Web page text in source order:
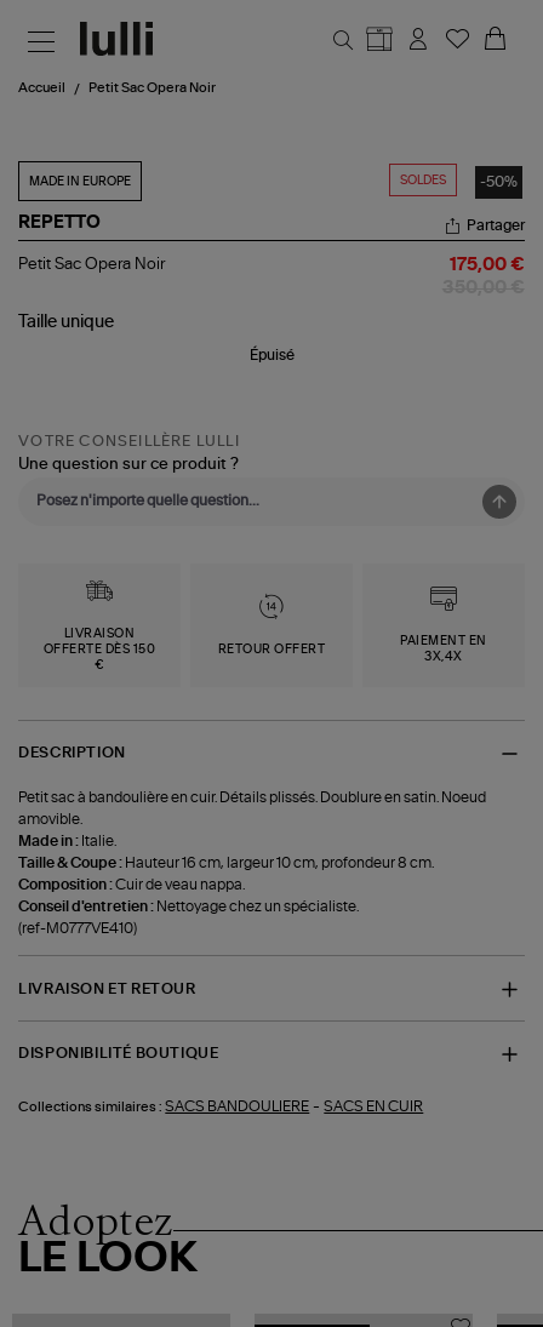
Accueil Petit Sac Opera Noir
SOLDES -50%
MADE IN EUROPE
REPETTO
Petit
Noir
Partager
Petit Sac Opera Noir 175,00 €
Taille unique
Épuisé
VOTRE CONSEILLÈRE LULLI
Une question sur ce produit ?
LIVRAISON
OFFERTE DÈS 150
€
RETOUR OFFERT
PAIEMENT EN
3X,4X
DESCRIPTION
Petit sac à bandoulière en cuir. Détails plissés. Doublure en satin. Noeud
amovible.
Made in : Italie.
Taille & Coupe : Hauteur 16 cm, largeur 10 cm, profondeur 8 cm.
Composition :Cuir de veau nappa.
Conseil d'entretien : Nettoyage chez un spécialiste.
(ref-M0777VE410)
LIVRAISON ET RETOUR
DISPONIBILITÉ BOUTIQUE
Collections similaires : SACS BANDOULIERE -SACS EN CUIR
Adoptez
LE LOOK